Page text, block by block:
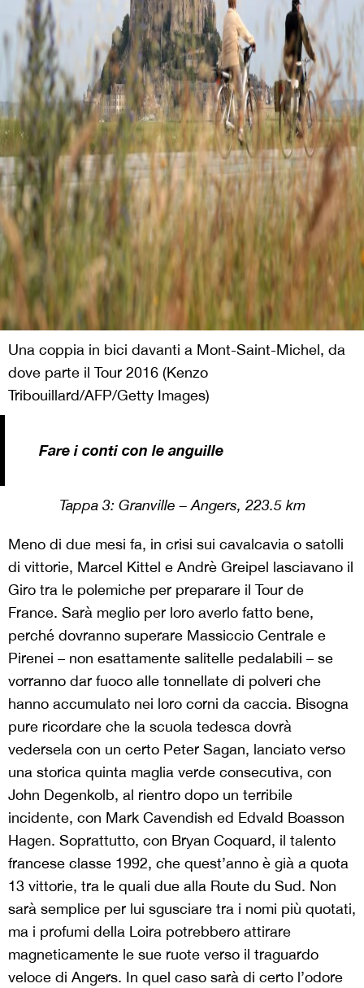
Una coppia in bici davanti a Mont-Saint-Michel, da
dove parte il Tour 2016 (Kenzo
Tribouillard/AFP/Getty Images)
Fare i conti con le anguille
Tappa 3: Granville – Angers, 223.5 km
Meno di due mesi fa, in crisi sui cavalcavia o satolli
di vittorie, Marcel Kittel e Andrè Greipel lasciavano il
Giro tra le polemiche per preparare il Tour de
France. Sarà meglio per loro averlo fatto bene,
perché dovranno superare Massiccio Centrale e
Pirenei – non esattamente salitelle pedalabili – se
vorranno dar fuoco alle tonnellate di polveri che
hanno accumulato nei loro corni da caccia. Bisogna
pure ricordare che la scuola tedesca dovrà
vedersela con un certo Peter Sagan, lanciato verso
una storica quinta maglia verde consecutiva, con
John Degenkolb, al rientro dopo un terribile
incidente, con Mark Cavendish ed Edvald Boasson
Hagen. Soprattutto, con Bryan Coquard, il talento
francese classe 1992, che quest’anno è già a quota
13 vittorie, tra le quali due alla Route du Sud. Non
sarà semplice per lui sgusciare tra i nomi più quotati,
ma i profumi della Loira potrebbero attirare
magneticamente le sue ruote verso il traguardo
veloce di Angers. In quel caso sarà di certo l’odore